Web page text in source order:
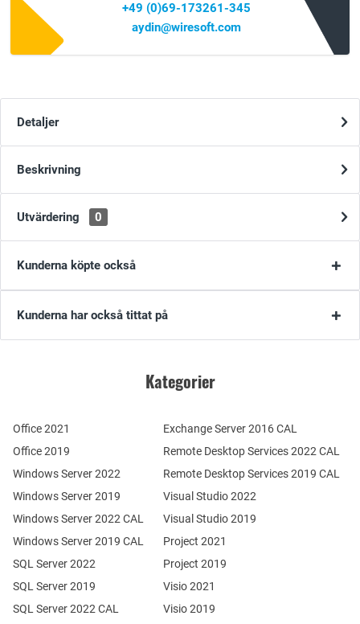
+49 (0)69-173261-345
aydin@wiresoft.com
Detaljer
Beskrivning
Utvärdering 0
Kunderna köpte också
Kunderna har också tittat på
Kategorier
Office 2021
Office 2019
Windows Server 2022
Windows Server 2019
SQL Server 2022
SQL Server 2019
Windows Server 2022 CAL
Windows Server 2019 CAL
SQL Server 2022 CAL
Remote Desktop Services 2022 CAL
Remote Desktop Services 2019 CAL
Exchange Server 2016 CAL
Visual Studio 2022
Visual Studio 2019
Project 2021
Project 2019
Visio 2021
Visio 2019